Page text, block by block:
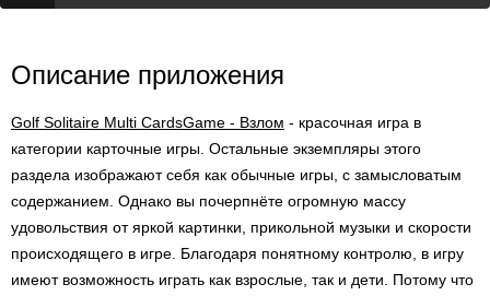
Описание приложения
Golf Solitaire Multi CardsGame - Взлом - красочная игра в
категории карточные игры. Остальные экземпляры этого
раздела изображают себя как обычные игры, с замысловатым
содержанием. Однако вы почерпнёте огромную массу
удовольствия от яркой картинки, прикольной музыки и скорости
происходящего в игре. Благодаря понятному контролю, в игру
имеют возможность играть как взрослые, так и дети. Потому что